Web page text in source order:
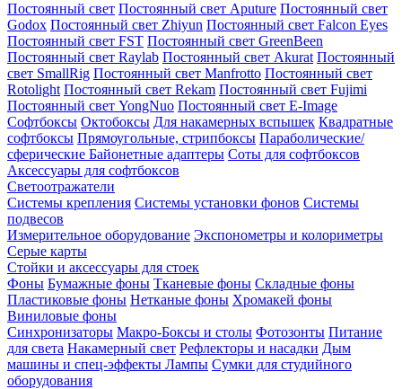
Постоянный свет Постоянный свет Aputure Постоянный свет
Godox Постоянный свет Zhiyun Постоянный свет Falcon Eyes
Постоянный свет FST Постоянный свет GreenBeen
Постоянный свет Raylab Постоянный свет Akurat Постоянный
свет SmallRig Постоянный свет Manfrotto Постоянный свет
Rotolight Постоянный свет Rekam Постоянный свет Fujimi
Постоянный свет YongNuo Постоянный свет E-Image
Софтбоксы Октобоксы Для накамерных вспышек Квадратные
софтбоксы Прямоугольные, стрипбоксы Параболические/
сферические Байонетныe адаптеры Соты для софтбоксов
Аксессуары для софтбоксов
Светоотражатели
Системы крепления Системы установки фонов Системы
подвесов
Измерительное оборудование Экспонометры и колориметры
Серые карты
Стойки и аксессуары для стоек
Фоны Бумажные фоны Тканевые фоны Складные фоны
Пластиковые фоны Нетканые фоны Хромакей фоны
Виниловые фоны
Синхронизаторы Макро-Боксы и столы Фотозонты Питание
для света Накамерный свет Рефлекторы и насадки Дым
машины и спец-эффекты Лампы Сумки для студийного
оборудования